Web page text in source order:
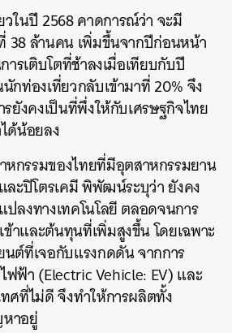
วในปี 2568 คาดการณ์ว่า จะมี
38 ล้านคน เพิ่มขึ้นจากปีก่อนหน้า
ารเติบโตที่ช้าลงเมื่อเทียบกับปี
กท่องเที่ยวกลับเข้ามาที่ 20% จึง
ยังคงเป็นที่พึ่งให้กับเศรษฐกิจไทย
ด้น้อยลง
กรรมของไทยที่มีอุตสาหกรรมยาน
ะปิโตรเคมี พิพัฒน์ระบุว่า ยังคง
ลงทางเทคโนโลยี ตลอดจนการ
าและต้นทุนที่เพิ่มสูงขึ้น โดยเฉพาะ
ต์ที่เจอกับแรงกดดัน จากการ
ฟ้า (Electric Vehicle: EV) และ
ศที่ไม่ดี จึงทำให้การผลิตทั้ง
าอยู่